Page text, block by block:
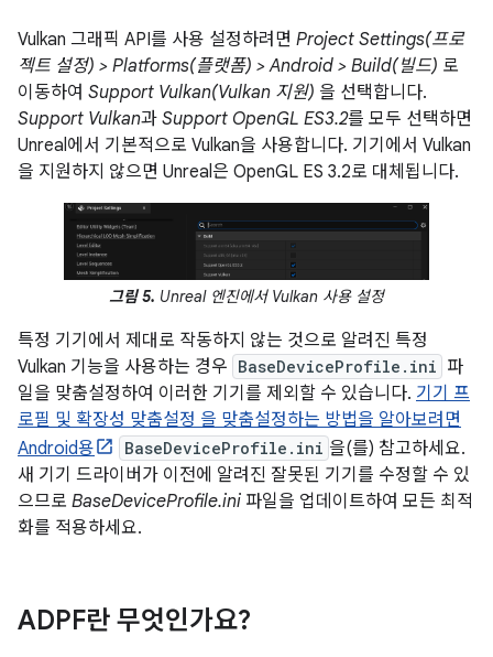
Vulkan 그래픽 API를 사용 설정하려면 Project Settings(프로
젝트 설정) > Platforms(플랫폼) > Android > Build(빌드) 로
이동하여 Support Vulkan(Vulkan 지원) 을 선택합니다.
Support Vulkan과 Support OpenGL ES3.2를 모두 선택하면
Unreal에서 기본적으로 Vulkan을 사용합니다. 기기에서 Vulkan
을 지원하지 않으면 Unreal은 OpenGL ES 3.2로 대체됩니다.
그림 5. Unreal 엔진에서 Vulkan 사용 설정
특정 기기에서 제대로 작동하지 않는 것으로 알려진 특정
Vulkan 기능을 사용하는 경우 BaseDeviceProfile.ini 파
일을 맞춤설정하여 이러한 기기를 제외할 수 있습니다. 기기 프
로필 및 확장성 맞춤설정 을 맞춤설정하는 방법을 알아보려면
Android용
BaseDeviceProfile.ini 을(를) 참고하세요.
새 기기 드라이버가 이전에 알려진 잘못된 기기를 수정할 수 있
으므로 BaseDeviceProfile.ini 파일을 업데이트하여 모든 최적
화를 적용하세요.
ADPF란 무엇인가요?